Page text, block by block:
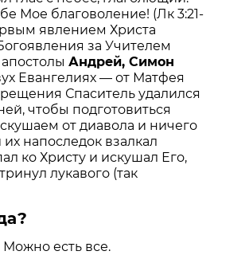
Мое благоволение! (Лк 3:21-
явлением Христа
за Учителем
Андрей, Симон
Евангелиях — от Матфея
Спаситель удалился
чтобы подготовиться
от диавола и ничего
напоследок взалкал
ко Христу и искушал Его,
лукавого (так
есть все.